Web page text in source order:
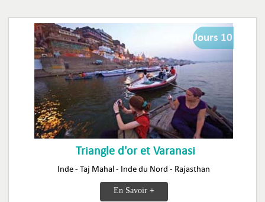
Jours 10
Triangle d'or et Varanasi
Inde - Taj Mahal - Inde du Nord - Rajasthan
En Savoir +